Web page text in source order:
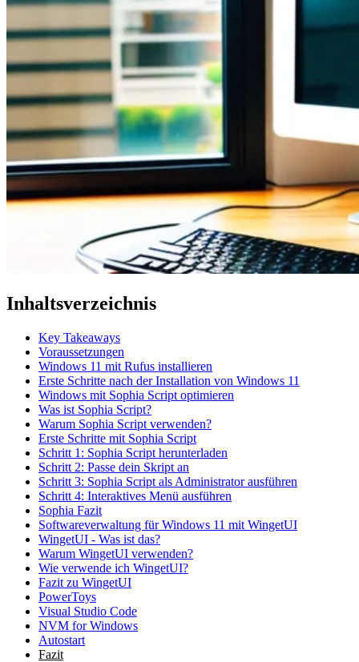
Inhaltsverzeichnis
Key Takeaways
Voraussetzungen
Windows 11 mit Rufus installieren
Erste Schritte nach der Installation von Windows 11
Windows mit Sophia Script optimieren
Was ist Sophia Script?
Warum Sophia Script verwenden?
Erste Schritte mit Sophia Script
Schritt 1: Sophia Script herunterladen
Schritt 2: Passe dein Skript an
Schritt 3: Sophia Script als Administrator ausführen
Schritt 4: Interaktives Menü ausführen
Sophia Fazit
Softwareverwaltung für Windows 11 mit WingetUI
WingetUI - Was ist das?
Warum WingetUI verwenden?
Wie verwende ich WingetUI?
Fazit zu WingetUI
PowerToys
Visual Studio Code
NVM for Windows
Autostart
Fazit